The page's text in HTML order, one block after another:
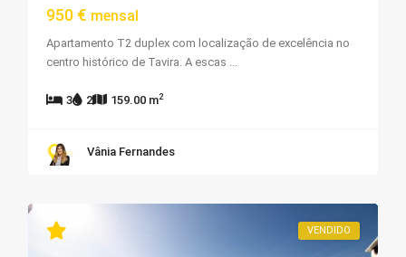
950 € mensal
Apartamento T2 duplex com localização de excelência no
centro histórico de Tavira. A escas ...
3 2 159.00 m2
Vânia Fernandes
VENDIDO